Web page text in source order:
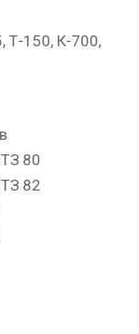
Т-150, К-700,
80
82